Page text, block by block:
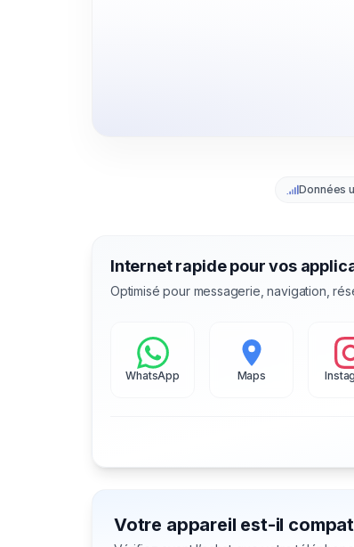
Données
Internet rapide pour vos
Optimisé pour messagerie, navigation,
WhatsApp Maps
Votre appareil est-il